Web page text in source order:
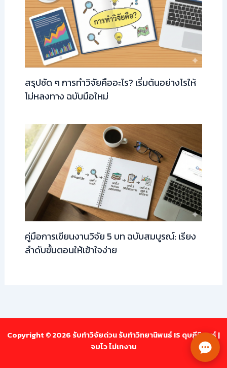
สรุปชัด ๆ การทำวิจัยคืออะไร? เริ่มต้นอย่างไรให้
ไม่หลงทาง ฉบับมือใหม่
คู่มือการเขียนงานวิจัย 5 บท ฉบับสมบูรณ์: เรียง
ลำดับขั้นตอนให้เข้าใจง่าย
Copyright © 2026 รับทำวิจัยด่วน รับทำวิทยานิพนธ์ IS ดุษฎีนิพนธ์ |
จบไว ไม่เทงาน